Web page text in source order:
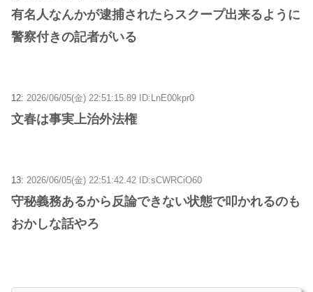
有名人なんかが逮捕されたらスクープ出来るように
警察付きの記者がいる
12: 2026/06/05(金) 22:51:15.89 ID:LnE00kpr0
文春は事実上治外法権
13: 2026/06/05(金) 22:51:42.42 ID:sCWRCiO60
守秘義務あるから反論できない状態で叩かれるのも
おかしな話やろ